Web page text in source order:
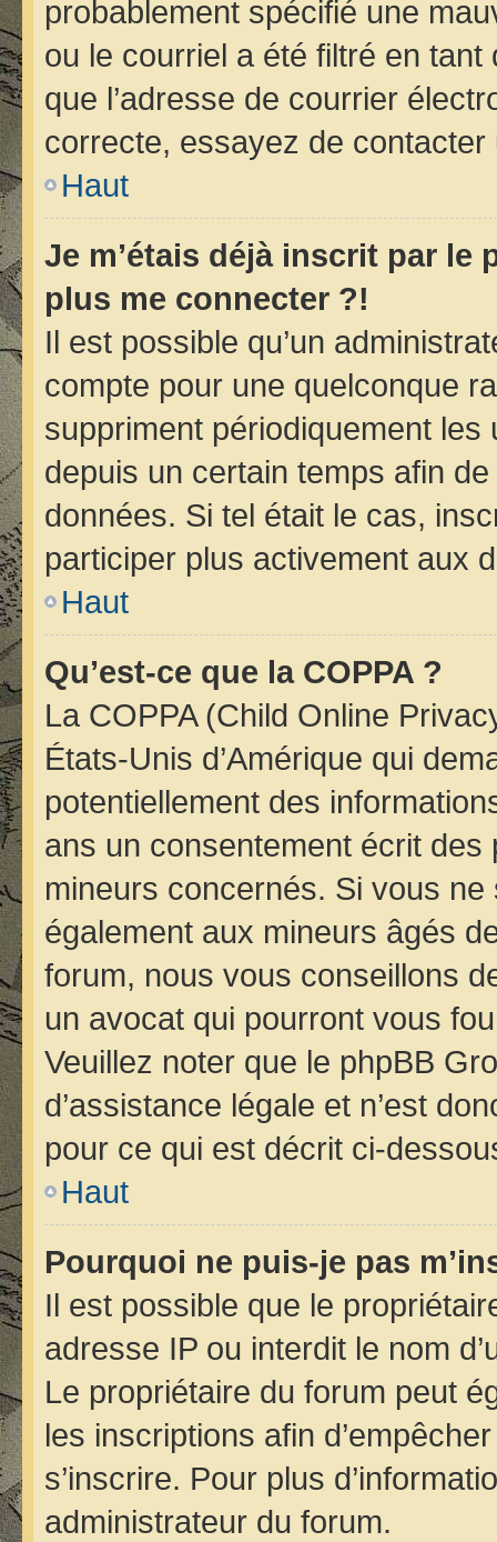
probablement spécifié une
ou le courriel a été filtré en
que l’adresse de courrier
correcte, essayez de contacter
Haut
Je m’étais déjà inscrit par le
plus me connecter ?!
Il est possible qu’un
compte pour une quelconque
suppriment périodiquement les
depuis un certain temps afin
données. Si tel était le cas,
participer plus activement aux
Haut
Qu’est-ce que la COPPA ?
La COPPA (Child Online
États-Unis d’Amérique qui
potentiellement des
ans un consentement écrit
mineurs concernés. Si vous ne
également aux mineurs âgés
forum, nous vous conseillons
un avocat qui pourront vous
Veuillez noter que le phpBB
d’assistance légale et n’est
pour ce qui est décrit ci-
Haut
Pourquoi ne puis-je pas
Il est possible que le
adresse IP ou interdit le nom
Le propriétaire du forum peut
les inscriptions afin
s’inscrire. Pour plus
administrateur du forum.